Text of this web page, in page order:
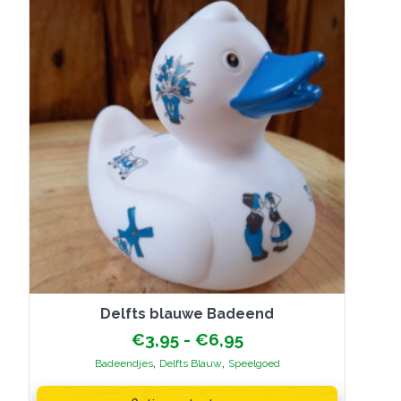
de
productpagina
Delfts blauwe Badeend
€3,95 - €6,95Prijsklasse:
€3,95
tot
€6,95
Badeendjes, Delfts Blauw, Speelgoed
product